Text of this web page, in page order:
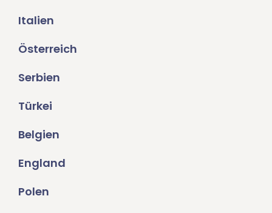
Italien
Österreich
Serbien
Türkei
Belgien
England
Polen